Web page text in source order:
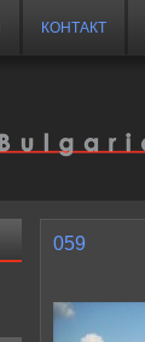
КОНТАКТ
059